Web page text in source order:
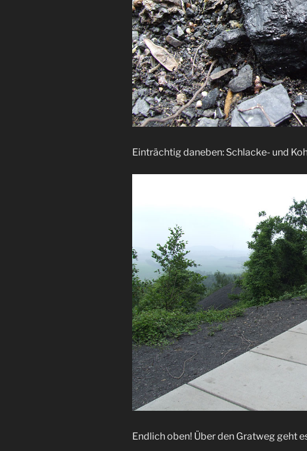
Einträchtig daneben: Schlacke- und
Endlich oben! Über den Gratweg geht